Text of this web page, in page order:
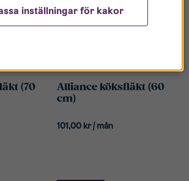
(70
Alliance köksfläkt (60
cm)
101,00 kr/ mån
inställningar för kakor